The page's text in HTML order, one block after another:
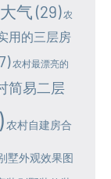
气(29) 农
用的三层房
农村最漂亮的
简易二层
农村自建房合
墅外观效果图